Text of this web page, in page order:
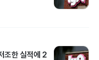
조한 실적에 2